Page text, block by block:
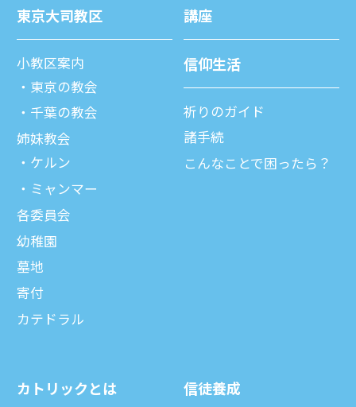
東京⼤司教区
⼩教区案内
東京の教会
千葉の教会
姉妹教会
ケルン
ミャンマー
各委員会
幼稚園
墓地
寄付
カテドラル
講座
信仰⽣活
祈りのガイド
諸⼿続
こんなことで困ったら？
カトリックとは 信徒養成